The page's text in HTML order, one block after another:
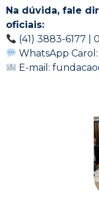
Na dúvida, fale
oficiais:
(41) 3883-6177 |
WhatsApp Carol:
E-mail: